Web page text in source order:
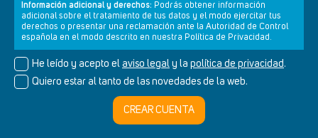
Información adicional y derechos: Podrás obtener información
adicional sobre el tratamiento de tus datos y el modo ejercitar tus
derechos o presentar una reclamación ante la Autoridad de Control
española en el modo descrito en nuestra Política de Privacidad.
He leído y acepto el aviso legal y la política de privacidad.
Quiero estar al tanto de las novedades de la web.
CREAR CUENTA
Newsletter Aviso legal Política de privacidad Política de cookies
© Cultura+ 2026. Todos los derechos reservados